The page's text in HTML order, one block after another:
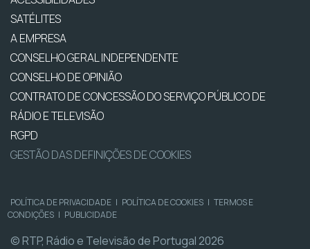
SATÉLITES
A EMPRESA
CONSELHO GERAL INDEPENDENTE
CONSELHO DE OPINIÃO
CONTRATO DE CONCESSÃO DO SERVIÇO PÚBLICO DE
RÁDIO E TELEVISÃO
RGPD
GESTÃO DAS DEFINIÇÕES DE COOKIES
POLÍTICA DE PRIVACIDADE | POLÍTICA DE COOKIES | TERMOS E
CONDIÇÕES | PUBLICIDADE
© RTP, Rádio e Televisão de Portugal 2026